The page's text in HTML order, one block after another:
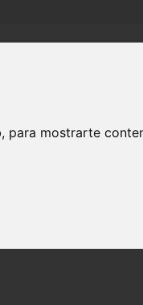
para mostrarte